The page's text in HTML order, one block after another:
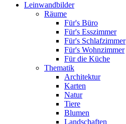
Leinwandbilder
Räume
Für's Büro
Für's Esszimmer
Für's Schlafzimmer
Für's Wohnzimmer
Für die Küche
Thematik
Architektur
Karten
Natur
Tiere
Blumen
Landschaften